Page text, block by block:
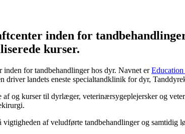
inden for
kurser.
inden for tandbehandlinger hos dyr. Navnet erEducation
driver landets eneste specialtandklinik for dyr,
af og kurser til dyrlæger, veterinærsygeplejersker og
vigtigheden af veludførte tandbehandlinger og samtidig